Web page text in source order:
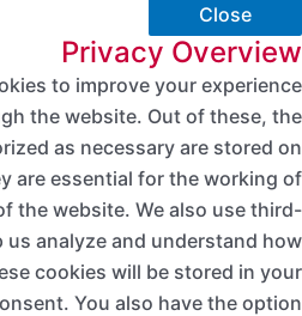
Close
Privacy Overview
to improve your experience
the website. Out of these, the
as necessary are stored on
are essential for the working of
the website. We also use third-
analyze and understand how
cookies will be stored in your
You also have the option